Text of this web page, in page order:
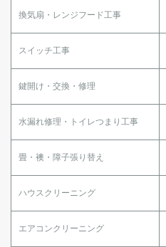
換気扇・レンジフード工事
スイッチ工事
鍵開け・交換・修理
水漏れ修理・トイレつまり工事
畳・襖・障子張り替え
ハウスクリーニング
エアコンクリーニング